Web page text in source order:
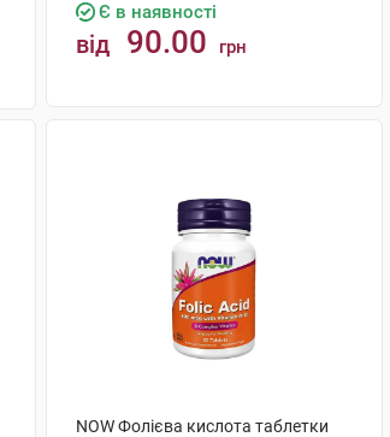
Є в наявності
від 90.00 грн
NOW Фолієва кислота таблетки